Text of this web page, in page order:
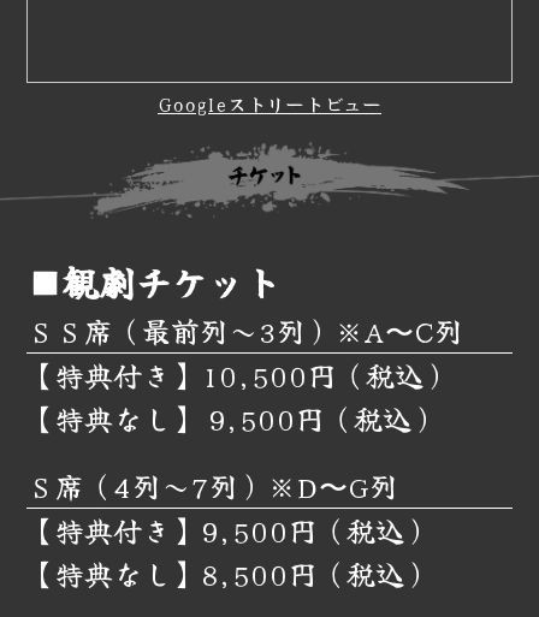
Googleストリートビュー
■観劇チケット
ＳＳ席（最前列～3列）※A〜C列
【特典付き】10,500円（税込）
【特典なし】 9,500円（税込）
Ｓ席（4列～7列）※D〜G列
【特典付き】9,500円（税込）
【特典なし】8,500円（税込）